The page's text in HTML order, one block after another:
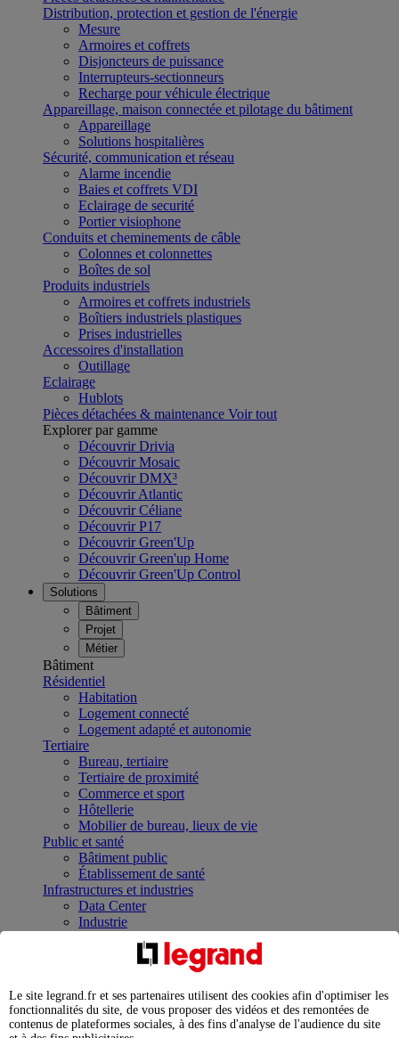
Distribution, protection et gestion de l'énergie
Mesure
Armoires et coffrets
Disjoncteurs de puissance
Interrupteurs-sectionneurs
Recharge pour véhicule électrique
Appareillage, maison connectée et pilotage du bâtiment
Appareillage
Solutions hospitalières
Sécurité, communication et réseau
Alarme incendie
Baies et coffrets VDI
Eclairage de securité
Portier visiophone
Conduits et cheminements de câble
Colonnes et colonnettes
Boîtes de sol
Produits industriels
Armoires et coffrets industriels
Boîtiers industriels plastiques
Prises industrielles
Accessoires d'installation
Outillage
Eclairage
Hublots
Pièces détachées & maintenance Voir tout
Explorer par gamme
Découvrir Drivia
Découvrir Mosaic
Découvrir DMX³
Découvrir Atlantic
Découvrir Céliane
Découvrir P17
Découvrir Green'Up
Découvrir Green'up Home
Découvrir Green'Up Control
Solutions
Bâtiment
Projet
Métier
Bâtiment
Résidentiel
Habitation
Logement connecté
Logement adapté et autonomie
Tertiaire
Bureau, tertiaire
Tertiaire de proximité
Commerce et sport
Hôtellerie
Mobilier de bureau, lieux de vie
Public et santé
Bâtiment public
Établissement de santé
Infrastructures et industries
Data Center
Industrie
Infrastructures
Contrôler et planifier le fonctionnement des appareils
Répartir et optimiser son tableau électrique
Legrand Data Center Solutions : concentrer les
expertises au service de vos performances
Le site legrand.fr et ses partenaires utilisent des cookies afin d'optimiser les
fonctionnalités du site, de vous proposer des vidéos et des remontées de
contenus de plateformes sociales, à des fins d'analyse de l'audience du site